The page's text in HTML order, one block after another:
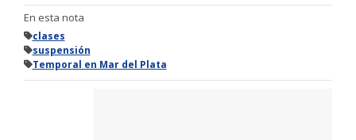
En esta nota
clases
suspensión
Temporal en Mar del Plata